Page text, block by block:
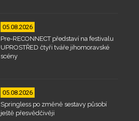
05.08.2026
Pre-RECONNECT představí na festivalu
UPROSTŘED čtyři tváře jihomoravské
scény
05.08.2026
Springless po změně sestavy působí
ještě přesvědčivěji